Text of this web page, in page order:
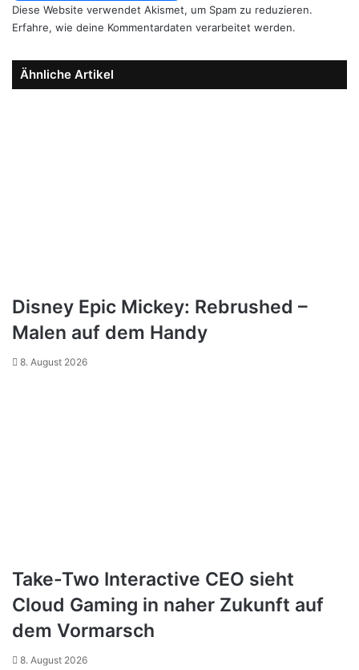
Diese Website verwendet Akismet, um Spam zu reduzieren.
Erfahre, wie deine Kommentardaten verarbeitet werden.
Ähnliche Artikel
Disney Epic Mickey: Rebrushed –
Malen auf dem Handy
8. August 2026
Take-Two Interactive CEO sieht
Cloud Gaming in naher Zukunft auf
dem Vormarsch
8. August 2026